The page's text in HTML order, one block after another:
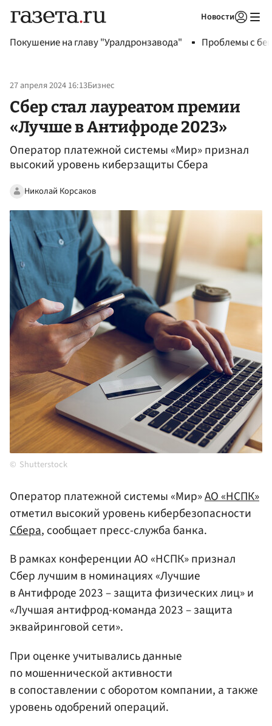
Новости
Покушение на главу "Уралдронзавода" Проблемы с
27 апреля 2024 16:13Бизнес
Сбер стал лауреатом премии
«Лучше в Антифроде 2023»
Оператор платежной системы «Мир» признал
высокий уровень киберзащиты Сбера
Николай Корсаков
Shutterstock
Оператор платежной системы «Мир»АО «НСПК»
отметил высокий уровень кибербезопасности
Сбера, сообщает пресс-служба банка.
В рамках конференции АО «НСПК» признал
Сбер лучшим в номинациях «Лучшие
в Антифроде 2023 – защита физических лиц» и
«Лучшая антифрод-команда 2023 – защита
эквайринговой сети».
При оценке учитывались данные
по мошеннической активности
в сопоставлении с оборотом компании, а также
уровень одобрений операций.